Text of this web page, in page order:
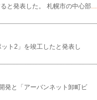
と発表した。 札幌市の中心部...
ト2」を竣工したと発表し
発と「アーバンネット卸町ビ